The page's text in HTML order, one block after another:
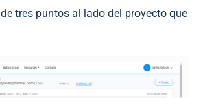
tres puntos al lado del proyecto que